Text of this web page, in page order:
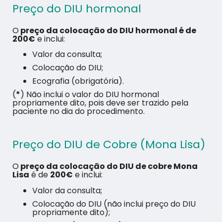
Preço do DIU hormonal
Opreço da colocação do DIU hormonal é de
200€e inclui:
Valor da consulta;
Colocação do DIU;
Ecografia (obrigatória).
(*) Não inclui o valor do DIU hormonal
propriamente dito, pois deve ser trazido pela
paciente no dia do procedimento.
Preço do DIU de Cobre (Mona Lisa)
Opreço da colocação do DIU de cobre Mona
Lisa é de 200€ e inclui:
Valor da consulta;
Colocação do DIU (não inclui preço do DIU
propriamente dito);